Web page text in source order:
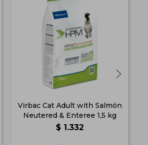
Virbac Cat Adult with Salmón
Neutered & Enteree 1,5 kg
$ 1.332